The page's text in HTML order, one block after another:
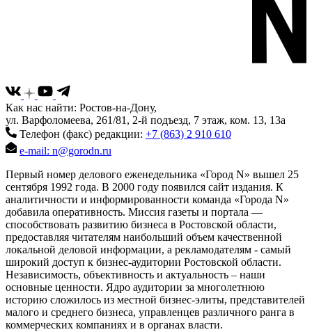
Как нас найти: Ростов-на-Дону,
ул. Варфоломеева, 261/81, 2-й подъезд, 7 этаж, ком. 13, 13а
Телефон (факс) редакции: +7 (863) 2 910 610
e-mail: n@gorodn.ru
Первый номер делового еженедельника «Город N» вышел 25
сентября 1992 года. В 2000 году появился сайт издания. К
аналитичности и информированности команда «Города N»
добавила оперативность. Миссия газеты и портала —
способствовать развитию бизнеса в Ростовской области,
предоставляя читателям наибольший объем качественной
локальной деловой информации, а рекламодателям - самый
широкий доступ к бизнес-аудитории Ростовской области.
Независимость, объективность и актуальность – наши
основные ценности. Ядро аудитории за многолетнюю
историю сложилось из местной бизнес-элиты, представителей
малого и среднего бизнеса, управленцев различного ранга в
коммерческих компаниях и в органах власти.